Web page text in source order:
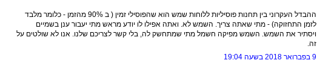
ההבדל העקרוני בין תחנות פוסיליות ללוחות שמש הוא שהפוסילי זמין ( ב 90% מהזמן - כלומר מלבד
לזמן התחזוקה) - מתי שאתה צריך. השמש לא. ואתה אפילו לו יודע מראש מתי יעבור ענן בשמיים
ויסתיר את השמש. השמש מפיקה חשמל מתי שמתחשק לה, בלי קשר לצריכם שלנו. אנו לא שולטים על
זה.
9 בפברואר 2018 בשעה 19:04